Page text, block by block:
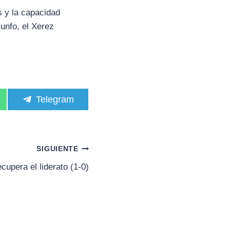
y la capacidad
el Xerez
C
o
r
t
i
r
Telegram
SIGUIENTE
el liderato (1-0)